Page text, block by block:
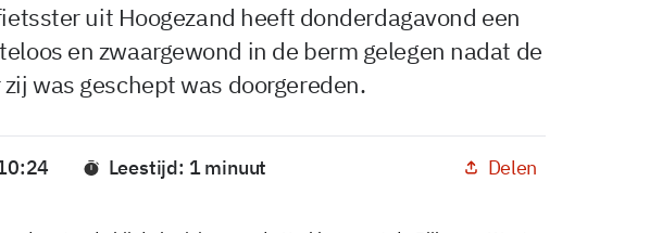
uit Hoogezand heeft donderdagavond een
en zwaargewond in de berm gelegen nadat de
was geschept was doorgereden.
Leestijd: 1 minuut Delen